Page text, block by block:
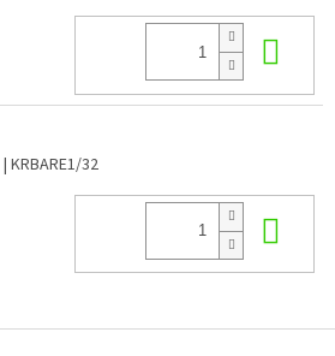
| KRBARE1/32